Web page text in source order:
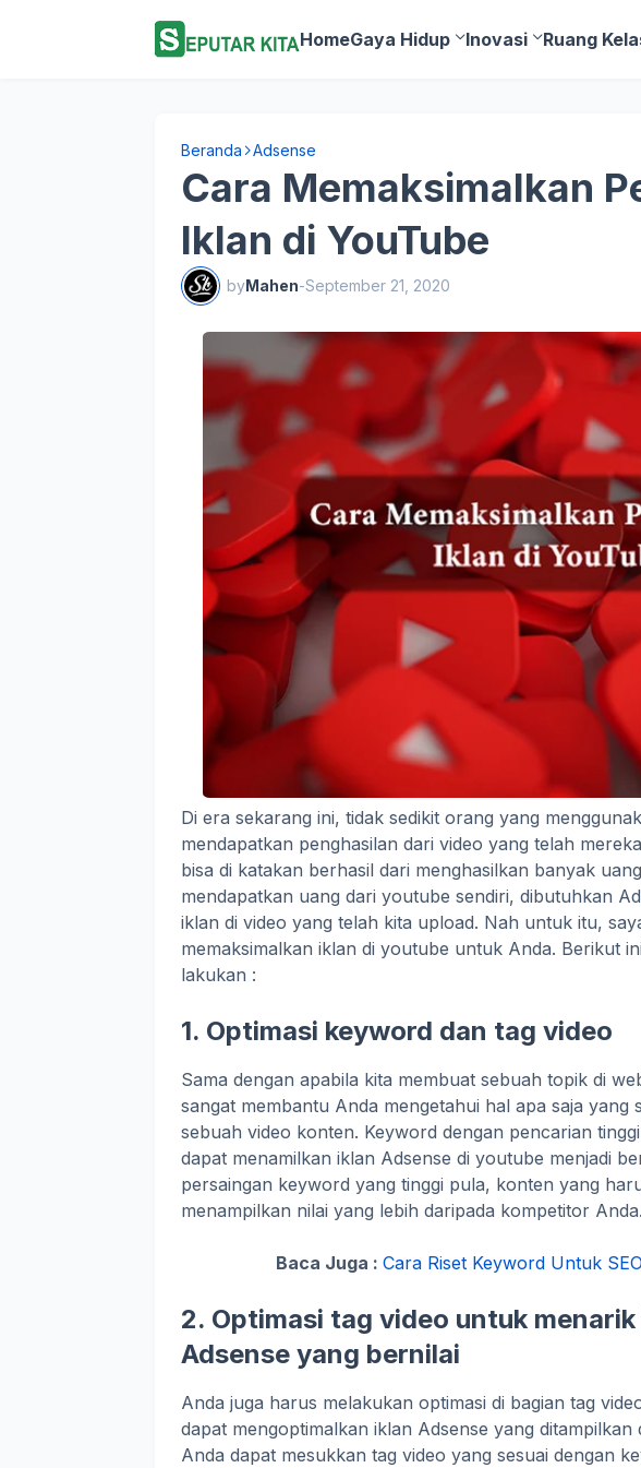
HomeGaya Hidup Inovasi Ruang
Beranda Adsense
Cara Memaksimalkan
Iklan di YouTube
byMahen-September 21, 2020
Di era sekarang ini, tidak sedikit orang yang
mendapatkan penghasilan dari video yang telah
bisa di katakan berhasil dari menghasilkan banyak
mendapatkan uang dari youtube sendiri, dibutuhkan
iklan di video yang telah kita upload. Nah untuk itu,
memaksimalkan iklan di youtube untuk Anda. Berikut
lakukan :
1. Optimasi keyword dan tag video
Sama dengan apabila kita membuat sebuah topik di
sangat membantu Anda mengetahui hal apa saja yang
sebuah video konten. Keyword dengan pencarian
dapat menamilkan iklan Adsense di youtube menjadi
persaingan keyword yang tinggi pula, konten yang
menampilkan nilai yang lebih daripada kompetitor Anda.
Baca Juga : Cara Riset Keyword Untuk
2. Optimasi tag video untuk
Adsense yang bernilai
Anda juga harus melakukan optimasi di bagian tag
dapat mengoptimalkan iklan Adsense yang
Anda dapat mesukkan tag video yang sesuai dengan